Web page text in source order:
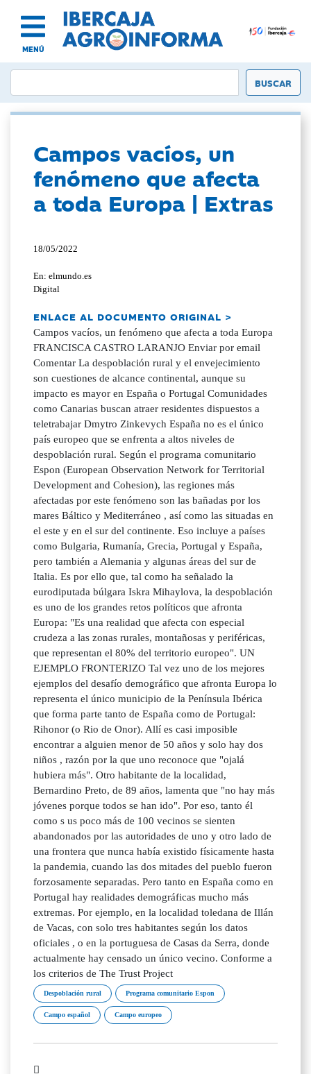
MENÚ
Campos vacíos, un
fenómeno que afecta
a toda Europa | Extras
18/05/2022
En: elmundo.es
Digital
ENLACE AL DOCUMENTO ORIGINAL >
Campos vacíos, un fenómeno que afecta a toda Europa
FRANCISCA CASTRO LARANJO Enviar por email
Comentar La despoblación rural y el envejecimiento
son cuestiones de alcance continental, aunque su
impacto es mayor en España o Portugal Comunidades
como Canarias buscan atraer residentes dispuestos a
teletrabajar Dmytro Zinkevych España no es el único
país europeo que se enfrenta a altos niveles de
despoblación rural. Según el programa comunitario
Espon (European Observation Network for Territorial
Development and Cohesion), las regiones más
afectadas por este fenómeno son las bañadas por los
mares Báltico y Mediterráneo , así como las situadas en
el este y en el sur del continente. Eso incluye a países
como Bulgaria, Rumanía, Grecia, Portugal y España,
pero también a Alemania y algunas áreas del sur de
Italia. Es por ello que, tal como ha señalado la
eurodiputada búlgara Iskra Mihaylova, la despoblación
es uno de los grandes retos políticos que afronta
Europa: "Es una realidad que afecta con especial
crudeza a las zonas rurales, montañosas y periféricas,
que representan el 80% del territorio europeo". UN
EJEMPLO FRONTERIZO Tal vez uno de los mejores
ejemplos del desafío demográfico que afronta Europa lo
representa el único municipio de la Península Ibérica
que forma parte tanto de España como de Portugal:
Rihonor (o Rio de Onor). Allí es casi imposible
encontrar a alguien menor de 50 años y solo hay dos
niños , razón por la que uno reconoce que "ojalá
hubiera más". Otro habitante de la localidad,
Bernardino Preto, de 89 años, lamenta que "no hay más
jóvenes porque todos se han ido". Por eso, tanto él
como s us poco más de 100 vecinos se sienten
abandonados por las autoridades de uno y otro lado de
una frontera que nunca había existido físicamente hasta
la pandemia, cuando las dos mitades del pueblo fueron
forzosamente separadas. Pero tanto en España como en
Portugal hay realidades demográficas mucho más
extremas. Por ejemplo, en la localidad toledana de Illán
de Vacas, con solo tres habitantes según los datos
oficiales , o en la portuguesa de Casas da Serra, donde
actualmente hay censado un único vecino. Conforme a
los criterios de The Trust Project
Despoblación rural Programa comunitario Espon
Campo español Campo europeo